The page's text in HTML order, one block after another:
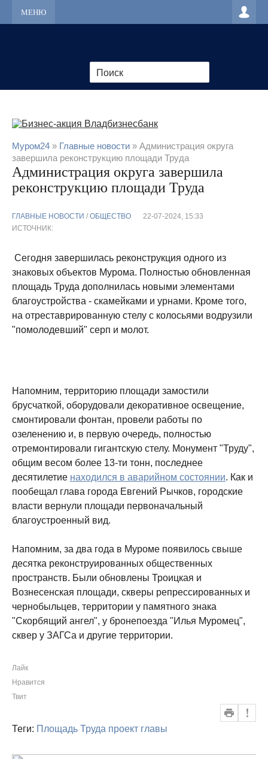
МЕНЮ
Муром24 » Главные новости » Администрация округа
завершила реконструкцию площади Труда
Администрация округа завершила
реконструкцию площади Труда
ГЛАВНЫЕ НОВОСТИ / ОБЩЕСТВО
22-07-2024, 15:33
ИСТОЧНИК:
Сегодня завершилась реконструкция одного из
знаковых объектов Мурома. Полностью обновленная
площадь Труда дополнилась новыми элементами
благоустройства - скамейками и урнами. Кроме того,
на отреставрированную стелу с колосьями водрузили
"помолодевший" серп и молот.
Напомним, территорию площади замостили
брусчаткой, оборудовали декоративное освещение,
смонтировали фонтан, провели работы по
озеленению и, в первую очередь, полностью
отремонтировали гигантскую стелу. Монумент "Труду",
общим весом более 13-ти тонн, последнее
десятилетие находился в аварийном состоянии. Как и
пообещал глава города Евгений Рычков, городские
власти вернули площади первоначальный
благоустроенный вид.
Напомним, за два года в Муроме появилось свыше
десятка реконструированных общественных
пространств. Были обновлены Троицкая и
Вознесенская площади, скверы репрессированных и
чернобыльцев, территории у памятного знака
"Скорбящий ангел", у бронепоезда "Илья Муромец",
сквер у ЗАГСа и другие территории.
Лайк
Нравится
Твит
Теги: Площадь Труда проект главы